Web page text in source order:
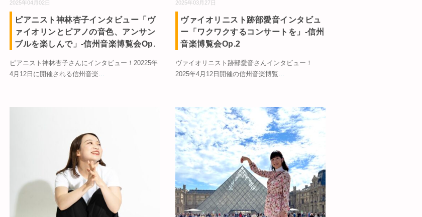
2025年04月02日
ピアニスト神林杏子インタビュー「ヴ
ァイオリンとピアノの音色、アンサン
ブルを楽しんで」-信州音楽博覧会Op.
ピアニスト神林杏子さんにインタビュー！20225年
4月12日に開催される信州音楽
2025年03月27日
ヴァイオリニスト跡部愛音インタビュ
ー「ワクワクするコンサートを」-信州
音楽博覧会Op.2
ヴァイオリニスト跡部愛音さんインタビュー！
2025年4月12日開催の信州音楽博覧